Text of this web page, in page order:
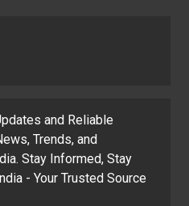
and Reliable
Trends, and
Stay Informed, Stay
- Your Trusted Source